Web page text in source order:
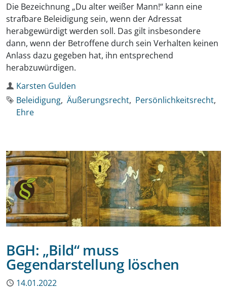
Die Bezeichnung „Du alter weißer Mann!“ kann eine
strafbare Beleidigung sein, wenn der Adressat
herabgewürdigt werden soll. Das gilt insbesondere
dann, wenn der Betroffene durch sein Verhalten keinen
Anlass dazu gegeben hat, ihn entsprechend
herabzuwürdigen.
Autor
Karsten Gulden
Schlagworte
Beleidigung Äußerungsrecht Persönlichkeitsrecht
Ehre
BGH: „Bild“ muss
Gegendarstellung löschen
Publiziert
14.01.2022